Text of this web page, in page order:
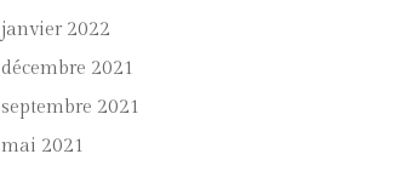
janvier 2022
décembre 2021
septembre 2021
mai 2021